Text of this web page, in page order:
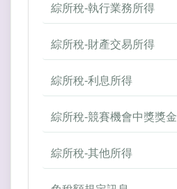
綜所稅-執行業務所得
綜所稅-財產交易所得
綜所稅-利息所得
綜所稅-競賽機會中獎獎金
綜所稅-其他所得